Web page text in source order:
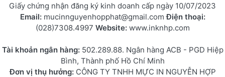
Giấy chứng nhận đăng ký kinh doanh cấp ngày 10/07/2023
Email: mucinnguyenhopphat@gmail.comĐiện thoại:
(028)7308.4997 Website: www.inknhp.com
Tài khoản ngân hàng: 502.289.88. Ngân hàng ACB - PGD Hiệp
Bình, Thành phố Hồ Chí Minh
Đơn vị thụ hưởng:CÔNG TY TNHH MỰC IN NGUYỄN HỢP